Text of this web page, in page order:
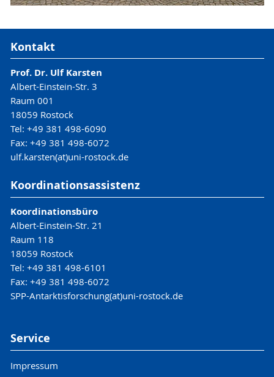
Kontakt
Prof. Dr. Ulf Karsten
Albert-Einstein-Str. 3
Raum 001
18059 Rostock
Tel: +49 381 498-6090
Fax: +49 381 498-6072
ulf.karsten(at)uni-rostock.de
Koordinationsassistenz
Koordinationsbüro
Albert-Einstein-Str. 21
Raum 118
18059 Rostock
Tel: +49 381 498-6101
Fax: +49 381 498-6072
SPP-Antarktisforschung(at)uni-rostock.de
Service
Impressum